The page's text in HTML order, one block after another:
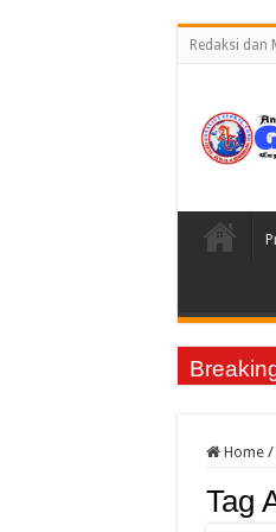
Redaksi dan
Home /
Tag